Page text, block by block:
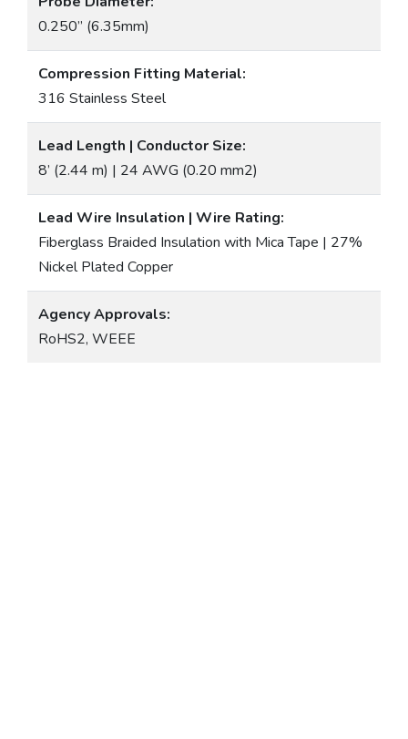
0.250” (6.35mm)
Compression Fitting Material:
316 Stainless Steel
Lead Length | Conductor Size:
8’ (2.44 m) | 24 AWG (0.20 mm2)
Lead Wire Insulation | Wire Rating:
Fiberglass Braided Insulation with Mica Tape | 27%
Nickel Plated Copper
Agency Approvals:
RoHS2, WEEE